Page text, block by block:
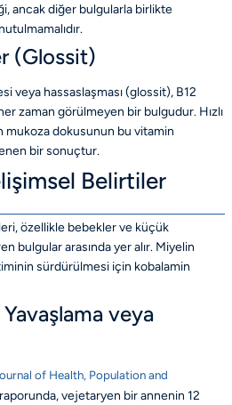
ancak diğer bulgularla birlikte
(Glossit)
veya hassaslaşması (glossit), B12
zaman görülmeyen bir bulgudur. Hızlı
dokusunun bu vitamin
bir sonuçtur.
Belirtiler
özellikle bebekler ve küçük
bulgular arasında yer alır. Miyelin
sürdürülmesi için kobalamin
veya
of Health, Population and
vejetaryen bir annenin 12